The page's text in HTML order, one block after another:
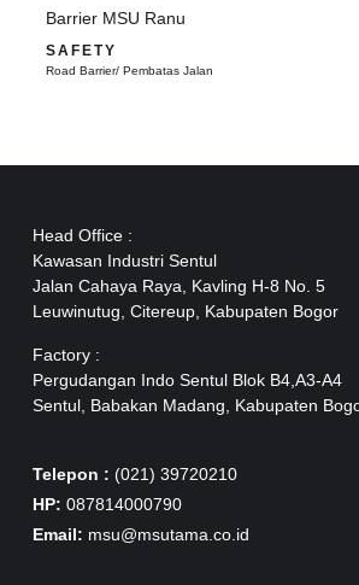
SAFETY
Road Barrier/ Pembatas Jalan
Head Office :
Kawasan Industri Sentul
Jalan Cahaya Raya, Kavling H-8 No. 5
Leuwinutug, Citereup, Kabupaten Bogor
Factory :
Pergudangan Indo Sentul Blok B4,A3-A4
Sentul, Babakan Madang, Kabupaten
Telepon : (021) 39720210
HP: 087814000790
Email: msu@msutama.co.id